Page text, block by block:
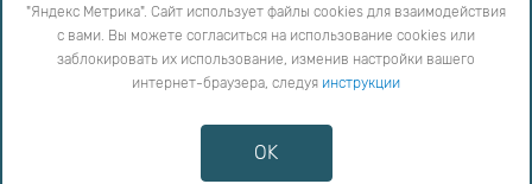
Сайт использует файлы cookies для взаимодействия с вами. Вы можете согласиться на
использование cookies или заблокировать их использование, изменив настройки вашего интернет-
Противодействие коррупции
Сообщить об ошибке
Карта сайта
"Яндекс Метрика". Сайт использует файлы cookies для взаимодействия
с вами. Вы можете согласиться на использование cookies или
заблокировать их использование, изменив настройки вашего
интернет-браузера, следуя инструкции
OK